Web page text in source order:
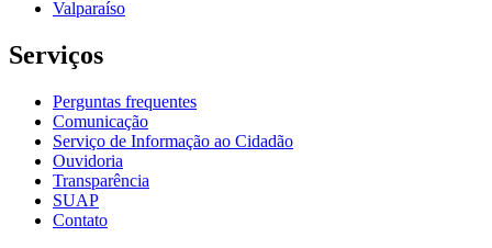
Valparaíso
Serviços
Perguntas frequentes
Comunicação
Serviço de Informação ao Cidadão
Ouvidoria
Transparência
SUAP
Contato